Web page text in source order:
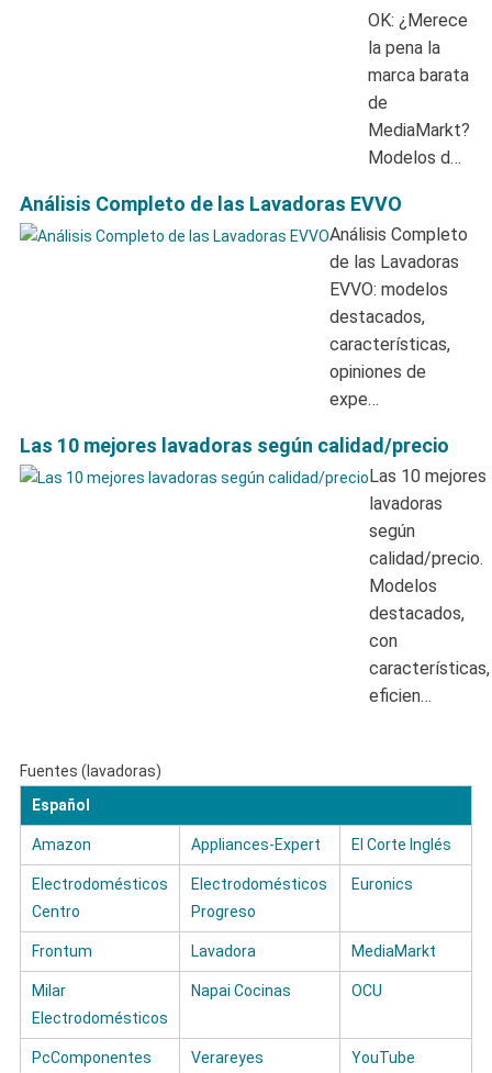
OK: ¿Merece
la pena la
marca barata
de
MediaMarkt?
Modelos d…
Análisis Completo de las Lavadoras EVVO
Análisis Completo
de las Lavadoras
EVVO: modelos
destacados,
características,
opiniones de
expe…
Las 10 mejores lavadoras según calidad/precio
Las 10 mejores
lavadoras
según
calidad/precio.
Modelos
destacados,
con
características,
eficien…
Fuentes (lavadoras)
Español
Amazon Appliances-Expert El Corte Inglés
Electrodomésticos
Centro
Electrodomésticos
Progreso
Euronics
Frontum Lavadora MediaMarkt
Milar
Electrodomésticos
Napai Cocinas OCU
PcComponentes Verareyes YouTube